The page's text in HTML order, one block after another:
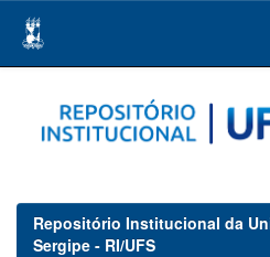
navigation
Repositório Institucional da
Sergipe - RI/UFS